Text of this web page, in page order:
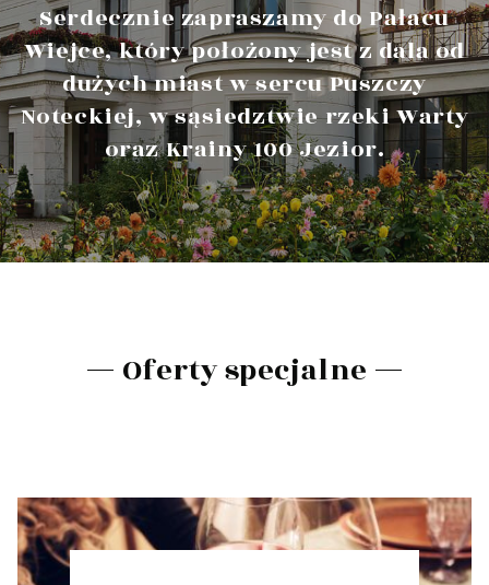
Serdecznie zapraszamy do Pałacu
Wiejce, który położony jest z dala od
dużych miast w sercu Puszczy
Noteckiej, w sąsiedztwie rzeki Warty
oraz Krainy 100 Jezior.
Oferty specjalne